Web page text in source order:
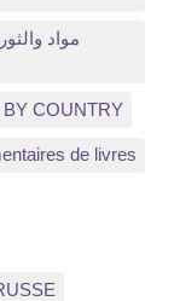
COUNTRY
de livres